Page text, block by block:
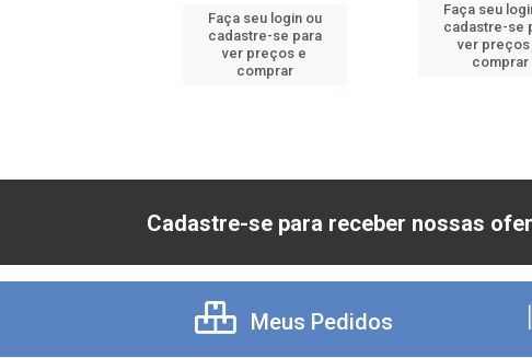
Faça seu login ou
cadastre-se para
ver preços e
comprar
Faça seu
cadastre-se
ver preços
comprar
Cadastre-se para receber nossas
Meus Pedidos